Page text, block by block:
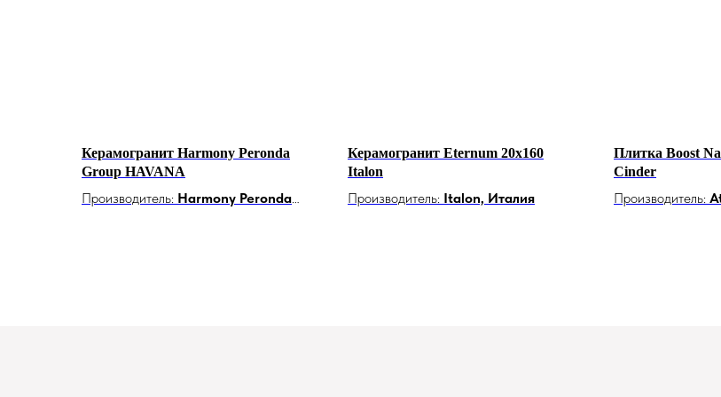
Керамогранит Harmony Peronda
Group HAVANA
Производитель: Harmony Peronda
Керамогранит Eternum 20x160
Italon
Производитель: Italon, Италия
Плитка Boost
Cinder
Производитель: